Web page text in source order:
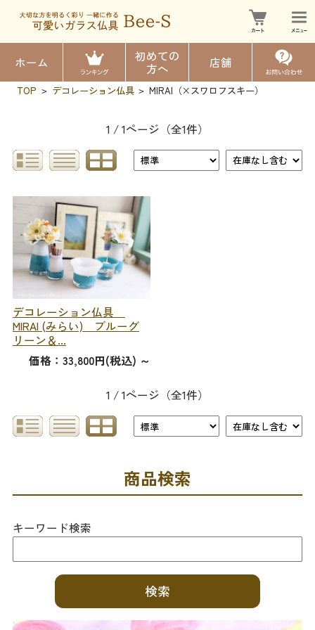
ホーム
初めての
方へ
店舗
TOP > デコレーション仏具 > MIRAI（×スワロフスキー）
1 / 1ページ （全1件）
デコレーション仏具
MIRAI (みらい) ブルーグ
リーン＆...
価格：33,800円(税込) ～
1 / 1ページ （全1件）
商品検索
キーワード検索